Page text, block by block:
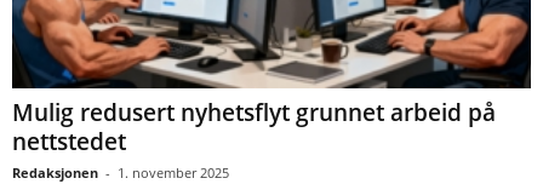
Mulig redusert nyhetsflyt grunnet arbeid på
nettstedet
Redaksjonen - 1. november 2025